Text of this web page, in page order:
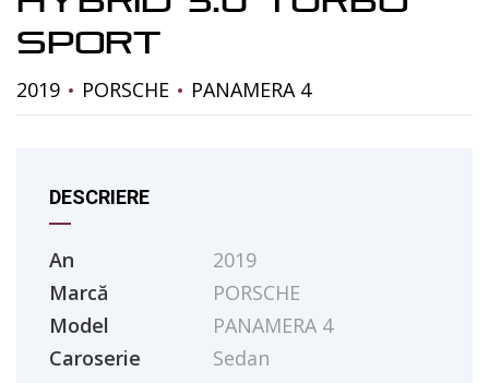
SPORT
2019 PORSCHE PANAMERA 4
DESCRIERE
An
2019
Marcă
PORSCHE
Model
PANAMERA 4
Caroserie
Sedan